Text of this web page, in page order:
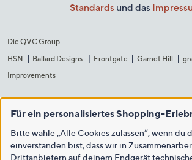
Standards und das
Die QVC Group
HSN
Ballard Designs Frontgate Garnet Hill
Improvements
Für ein personalisiertes Shopping-
Bitte wähle „Alle Cookies zulassen“, wenn du
einverstanden bist, dass wir in
Drittanbietern auf deinem Endgerät